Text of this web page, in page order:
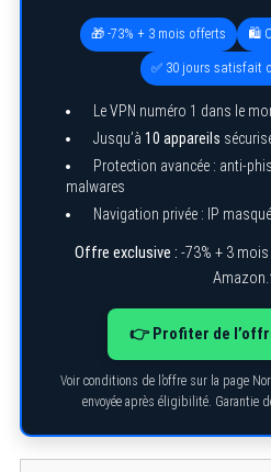
🎁 -73% + 3 mois offerts 🛍️
✅ 30 jours satisfait
Le VPN numéro 1 dans le
Jusqu’à 10 appareils
Protection avancée : anti-
malwares
Navigation privée : IP
Offre exclusive : -73% + 3
👉 Profiter de
Voir conditions de l’offre sur la page
envoyée après éligibilité. Garantie
a
r
h
f